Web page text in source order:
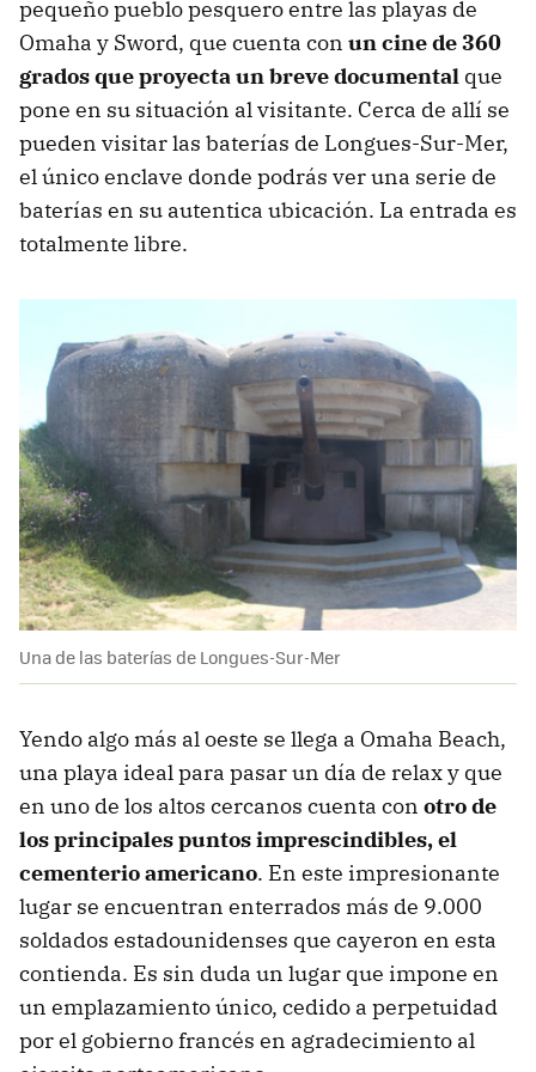
pequeño pueblo pesquero entre las playas de
Omaha y Sword, que cuenta con un cine de 360
grados que proyecta un breve documental que
pone en su situación al visitante. Cerca de allí se
pueden visitar las baterías de Longues-Sur-Mer,
el único enclave donde podrás ver una serie de
baterías en su autentica ubicación. La entrada es
totalmente libre.
Una de las baterías de Longues-Sur-Mer
Yendo algo más al oeste se llega a Omaha Beach,
una playa ideal para pasar un día de relax y que
en uno de los altos cercanos cuenta con otro de
los principales puntos imprescindibles, el
cementerio americano. En este impresionante
lugar se encuentran enterrados más de 9.000
soldados estadounidenses que cayeron en esta
contienda. Es sin duda un lugar que impone en
un emplazamiento único, cedido a perpetuidad
por el gobierno francés en agradecimiento al